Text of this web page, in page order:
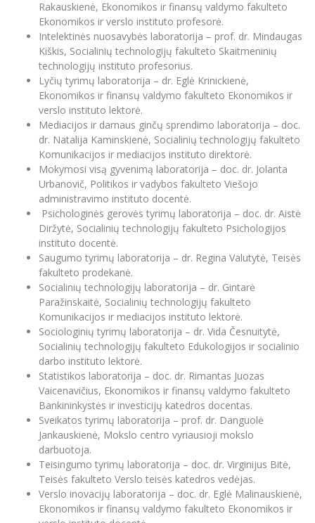
Universiteto teatras
MRU pop vokalinis ansamblis (vadovas Artūras
Novikas)
MRU merginų choras
Neformaliuoju ir (ar) savišvietos būdu įgytų
kompetencijų vertinimas ir pripažinimas
Studijų organizavimas
Erasmus+ mobilumas praktikoms (SMP)
Kitos galimybės
Partnerystės
Azijos centras
Vilniaus Karaliaus Sedžiongo institutas
Frankofoniškų šalių studijų centras
Emocinė gerovė
Mokslo laboratorijos
Žmogaus, aplinkos ir technologijų (HET)
Doktorantūra
Projektai
Akademinė leidyba
Mokymų LAB
Mokslo naujienos
Kasmetiniai mokslo renginiai
Veiklos dokumentai
Akademinė etika
Darbas MRU
Universiteto simbolika
Atributika
Naujienos
Tarptautiškumas
Studentams
Studentams
Darbuotojams
Partnerystės
Azijos centras
Vilniaus Karaliaus Sedžiongo institutas
Frankofoniškų šalių studijų centras
Darbuotojams
Partnerystės
Azijos centras
Vilniaus Karaliaus Sedžiongo institutas
Frankofoniškų šalių studijų centras
Darnus vystymasis
Privatumo politika
Negalia ir individualieji poreikiai
Viešai skelbiama informacija
Parama Ukrainai
Civilinė sauga
Korupcijos prevencija
Sūduvos akademija
Tinklalaidės
Bakalauro studijos
Magistrantūros studijos
Vadovų MBA
Švietimo ir kultūros vadovų MPA
Teisės LL.M.
Papildomosios studijos
Pedagogų rengimas
Doktorantūros studijos
Profesinės bakalauro studijos
Personalo valdymo centras
Privačių interesų deklaravimas
Informacija naujiems darbuotojams
Studijų Moodle (studijų vykdymui)
Darbuotojų Moodle (kompetencijų tobulinimui)
Studijų tvarkaraštis
Informacinė sistema "Studijos"
Darbuotojų elektroninis paštas
Daugiafaktorinė autentifikacija universiteto
darbuotojams (MFA)
Mokslininkų profiliai "CRIS"
Bendruomenės gerovė
Darbuotojų kvalifikacijos kėlimas
MRU norminių teisės aktų duomenų bazė
Intranetas
eDVS
Microsoft Office 365
Rakauskienė, Ekonomikos ir finansų valdymo fakulteto
Ekonomikos ir verslo instituto profesorė.
Intelektinės nuosavybės laboratorija – prof. dr. Mindaugas
Kiškis, Socialinių technologijų fakulteto Skaitmeninių
technologijų instituto profesorius.
Lyčių tyrimų laboratorija – dr. Eglė Krinickienė,
Ekonomikos ir finansų valdymo fakulteto Ekonomikos ir
verslo instituto lektorė.
Mediacijos ir darnaus ginčų sprendimo laboratorija – doc.
dr. Natalija Kaminskienė, Socialinių technologijų fakulteto
Komunikacijos ir mediacijos instituto direktorė.
Mokymosi visą gyvenimą laboratorija – doc. dr. Jolanta
Urbanovič, Politikos ir vadybos fakulteto Viešojo
administravimo instituto docentė.
Psichologinės gerovės tyrimų laboratorija – doc. dr. Aistė
Diržytė, Socialinių technologijų fakulteto Psichologijos
instituto docentė.
Saugumo tyrimų laboratorija – dr. Regina Valutytė, Teisės
fakulteto prodekanė.
Socialinių technologijų laboratorija – dr. Gintarė
Paražinskaitė, Socialinių technologijų fakulteto
Komunikacijos ir mediacijos instituto lektorė.
Sociologinių tyrimų laboratorija – dr. Vida Česnuitytė,
Socialinių technologijų fakulteto Edukologijos ir socialinio
darbo instituto lektorė.
Statistikos laboratorija – doc. dr. Rimantas Juozas
Vaicenavičius, Ekonomikos ir finansų valdymo fakulteto
Bankininkystės ir investicijų katedros docentas.
Sveikatos tyrimų laboratorija – prof. dr. Danguolė
Jankauskienė, Mokslo centro vyriausioji mokslo
darbuotoja.
Teisingumo tyrimų laboratorija – doc. dr. Virginijus Bitė,
Teisės fakulteto Verslo teisės katedros vedėjas.
Verslo inovacijų laboratorija – doc. dr. Eglė Malinauskienė,
Ekonomikos ir finansų valdymo fakulteto Ekonomikos ir